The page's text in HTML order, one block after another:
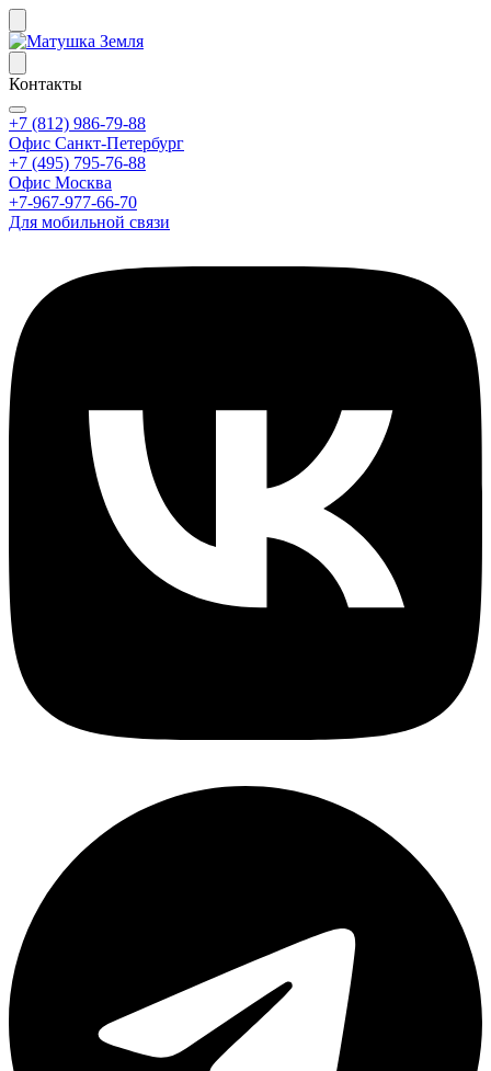
Контакты
+7 (812) 986-79-88
Офис Санкт-Петербург
+7 (495) 795-76-88
Офис Москва
+7-967-977-66-70
Для мобильной связи